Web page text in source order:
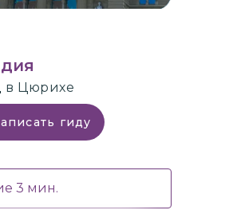
в Цюрихе
гиду
3 мин.